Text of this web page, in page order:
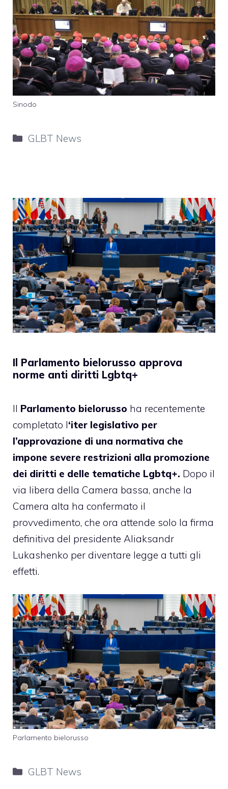
Sinodo
Categorie
GLBT News
Il Parlamento bielorusso approva
norme anti diritti Lgbtq+
Il Parlamento bielorusso ha recentemente
completato l‘iter legislativo per
l’approvazione di una normativa che
impone severe restrizioni alla promozione
dei diritti e delle tematiche Lgbtq+. Dopo il
via libera della Camera bassa, anche la
Camera alta ha confermato il
provvedimento, che ora attende solo la firma
definitiva del presidente Aliaksandr
Lukashenko per diventare legge a tutti gli
effetti.
Parlamento bielorusso
Categorie
GLBT News